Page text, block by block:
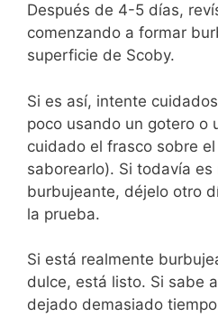
Después de 4-5 días,
comenzando a formar
superficie de Scoby.
Si es así, intente
poco usando un gotero o
cuidado el frasco sobre
saborearlo). Si todavía
burbujeante, déjelo otro
la prueba.
Si está realmente
dulce, está listo. Si sabe
dejado demasiado